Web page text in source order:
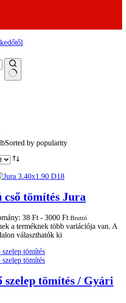
Sorted by popularity
cső tömítés Jura
38 Ft - 3000 Ft Bruttó
a terméknek több variációja van. A
választhatók ki
szelep tömítés / Gyári